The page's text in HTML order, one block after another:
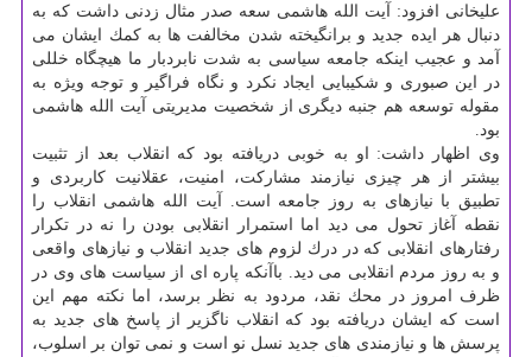
علیخانی افزود: آیت الله هاشمی سعه صدر مثال زدنی داشت كه به
دنبال هر ایده جدید و برانگیخته شدن مخالفت ها به كمك ایشان می
آمد و عجیب اینكه جامعه سیاسی به شدت نابردبار ما هیچگاه خللی
در این صبوری و شكیبایی ایجاد نكرد و نگاه فراگیر و توجه ویژه به
مقوله توسعه هم جنبه دیگری از شخصیت مدیریتی آیت الله هاشمی
بود.
وی اظهار داشت: او به خوبی دریافته بود كه انقلاب بعد از تثبیت
بیشتر از هر چیزی نیازمند مشاركت، امنیت، عقلانیت كاربردی و
تطبیق با نیازهای به روز جامعه است. آیت الله هاشمی انقلاب را
نقطه آغاز تحول می دید اما استمرار انقلابی بودن را نه در تكرار
رفتارهای انقلابی كه در درك لزوم های جدید انقلاب و نیازهای واقعی
و به روز مردم انقلابی می دید. باآنكه پاره ای از سیاست های وی در
ظرف امروز در محك نقد، مردود به نظر برسد، اما نكته مهم این
است كه ایشان دریافته بود كه انقلاب ناگزیر از پاسخ های جدید به
پرسش ها و نیازمندی های جدید نسل نو است و نمی توان بر اسلوب،